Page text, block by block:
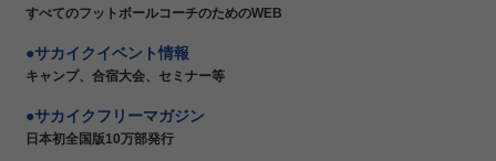
すべてのフットボールコーチのためのWEB
サカイクイベント情報
キャンプ、合宿大会、セミナー等
サカイクフリーマガジン
日本初全国版10万部発行